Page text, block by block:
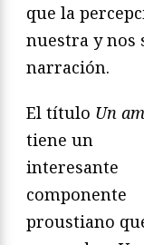
que la
nuestra y nos
narración.
El título Un
tiene un
interesante
componente
proustiano